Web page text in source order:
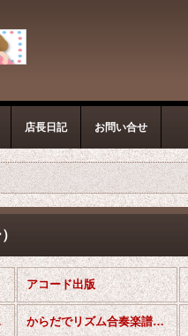
店長日記 お問い合せ
アコード出版
ョン） からだでリズム合奏楽譜（ボディーパーカッション）練習CD